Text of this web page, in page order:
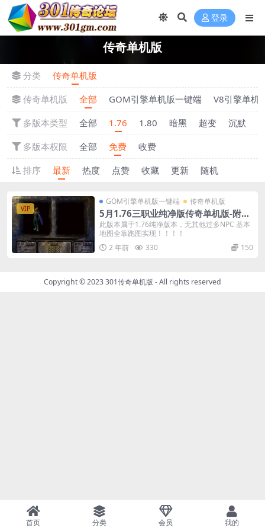
登录
传奇单机版
分类
传奇单机版
传奇单机版
全部 GOM引擎单机版一键端
V8引擎单机
多版本类型
全部 1.76 1.80 暗黑 超变 沉默
多版本权限
全部 免费
收费
排序
最新 热度 点赞 收藏 更新 随机
VIP
GOM引擎单机版一键端 传奇单机版
5月1.76三职业纯净版传奇单机版-附带
GM后台
此版本属于1.76纯净版本，无其他过多NPC 基本
地图全靠跑图实现！！！！
2 年前
330 150
Copyright © 2023301传奇单机版 - All rights reserved
首页 分类 会员 我的